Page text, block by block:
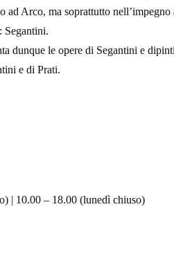
Arco, ma soprattutto
Segantini.
dunque le opere di Segantini e
e di Prati.
| 10.00 – 18.00 (lunedì chiuso)